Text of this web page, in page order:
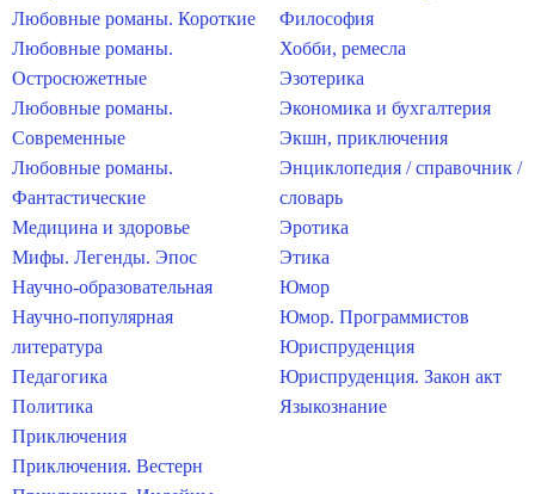
Любовные романы. Короткие
Любовные романы.
Остросюжетные
Любовные романы.
Современные
Любовные романы.
Фантастические
Медицина и здоровье
Мифы. Легенды. Эпос
Научно-образовательная
Научно-популярная
литература
Педагогика
Политика
Приключения
Приключения. Вестерн
Философия
Хобби, ремесла
Эзотерика
Экономика и бухгалтерия
Экшн, приключения
Энциклопедия / справочник /
словарь
Эротика
Этика
Юмор
Юмор. Программистов
Юриспруденция
Юриспруденция. Закон акт
Языкознание